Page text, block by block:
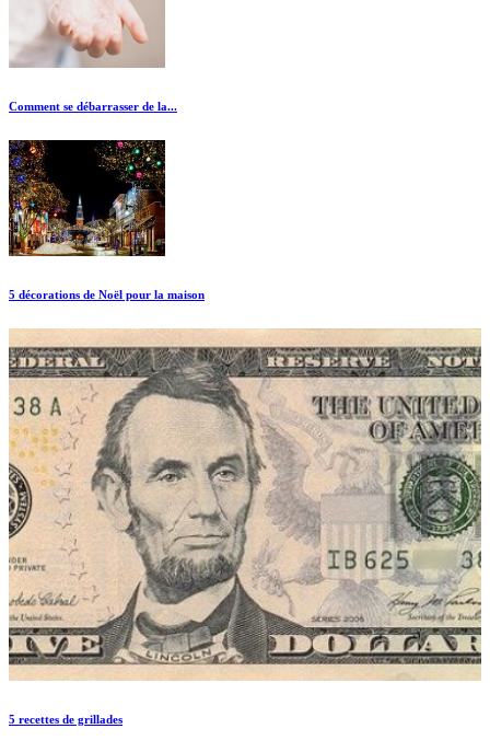
Comment se débarrasser de la...
5 décorations de Noël pour la maison
5 recettes de grillades